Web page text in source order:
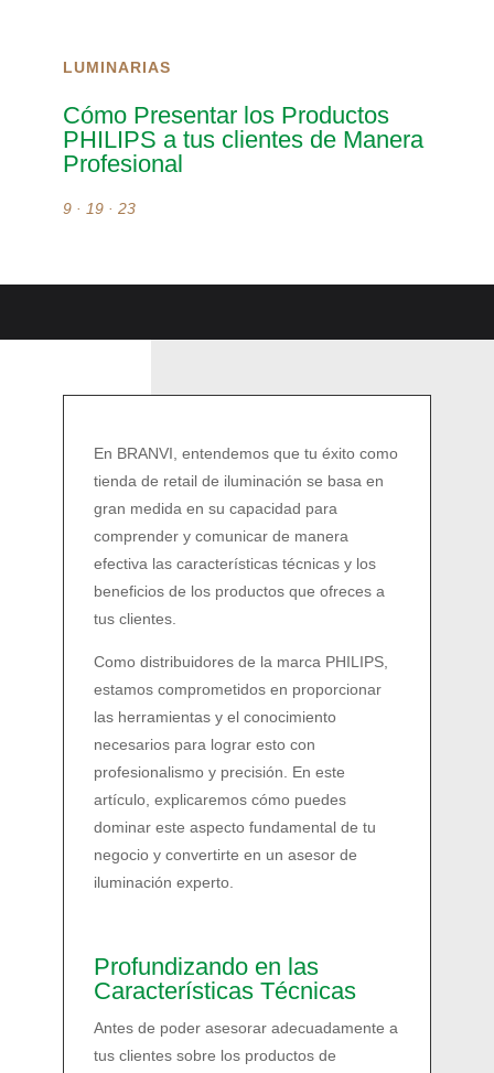
LUMINARIAS
Cómo Presentar los Productos
PHILIPS a tus clientes de Manera
Profesional
9 · 19 · 23
En BRANVI, entendemos que tu éxito como
tienda de retail de iluminación se basa en
gran medida en su capacidad para
comprender y comunicar de manera
efectiva las características técnicas y los
beneficios de los productos que ofreces a
tus clientes.
Como distribuidores de la marca PHILIPS,
estamos comprometidos en proporcionar
las herramientas y el conocimiento
necesarios para lograr esto con
profesionalismo y precisión. En este
artículo, explicaremos cómo puedes
dominar este aspecto fundamental de tu
negocio y convertirte en un asesor de
iluminación experto.
Profundizando en las
Características Técnicas
Antes de poder asesorar adecuadamente a
tus clientes sobre los productos de